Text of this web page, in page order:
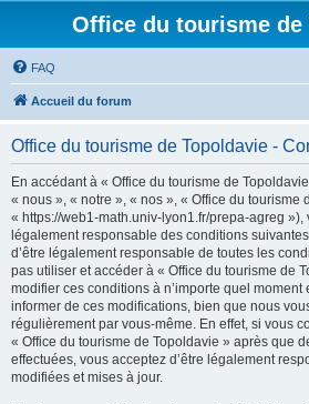
Office du tourisme de
FAQ
Accueil du forum
Office du tourisme de Topoldavie -
En accédant à « Office du tourisme de
« nous », « notre », « nos », « Office du tourisme
« https://web1-math.univ-lyon1.fr/prepa-agreg »),
légalement responsable des conditions
d’être légalement responsable de toutes les
pas utiliser et accéder à « Office du tourisme de
modifier ces conditions à n’importe quel
informer de ces modifications, bien que nous
régulièrement par vous-même. En effet, si vous
« Office du tourisme de Topoldavie » après que
effectuées, vous acceptez d’être légalement
modifiées et mises à jour.